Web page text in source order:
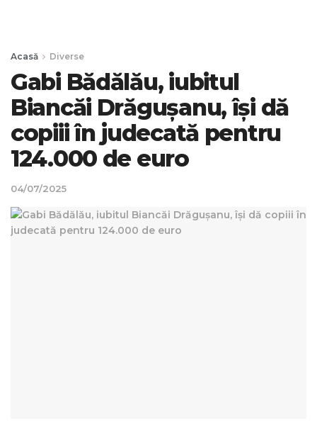
Acasă Diverse
Gabi Bădălău, iubitul
Biancăi Drăgușanu, își dă
copiii în judecată pentru
124.000 de euro
04/07/2025